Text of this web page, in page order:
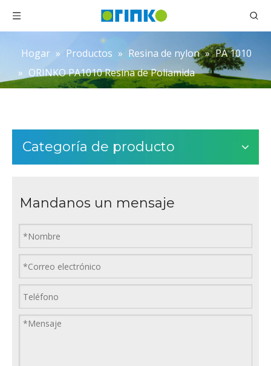
Hogar » Productos » Resina de nylon » PA 1010
» ORINKO PA1010 Resina de Poliamida
Categoría de producto
Mandanos un mensaje